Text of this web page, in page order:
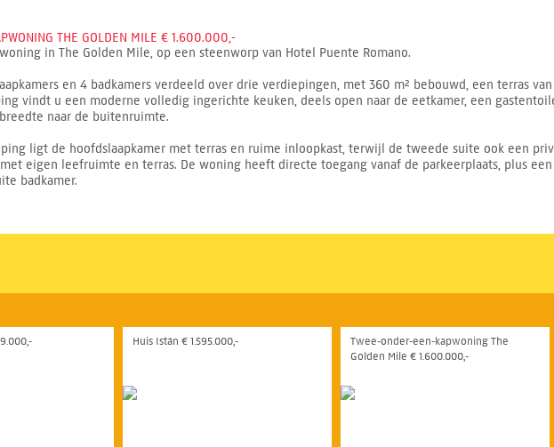
THE GOLDEN MILE € 1.600.000,-
in The Golden Mile, op een steenworp van Hotel Puente Romano.
en 4 badkamers verdeeld over drie verdiepingen, met 360 m² bebouwd, een terras
vindt u een moderne volledig ingerichte keuken, deels open naar de eetkamer, een
naar de buitenruimte.
ligt de hoofdslaapkamer met terras en ruime inloopkast, terwijl de tweede suite ook een
eigen leefruimte en terras. De woning heeft directe toegang vanaf de parkeerplaats, plus
badkamer.
Huis Istán € 1.595.000,-
Twee-onder-een-kapwoning The
Golden Mile € 1.600.000,-